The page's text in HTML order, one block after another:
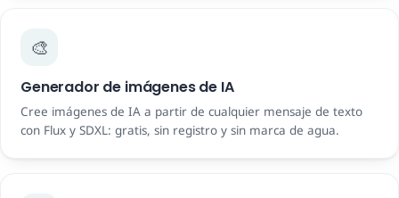
🎨
Generador de imágenes de IA
Cree imágenes de IA a partir de cualquier mensaje de texto
con Flux y SDXL: gratis, sin registro y sin marca de agua.